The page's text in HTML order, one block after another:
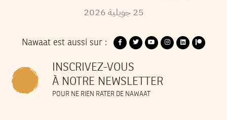
25 جويلية2026
Nawaat est aussi sur :
INSCRIVEZ-VOUS
À NOTRE NEWSLETTER
POUR NE RIEN RATER DE NAWAAT